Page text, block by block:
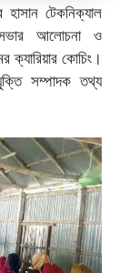
টেকনিক্যাল
সভার আলোচনা ও
ক্যারিয়ার কোচিং।
সম্পাদক তথ্য